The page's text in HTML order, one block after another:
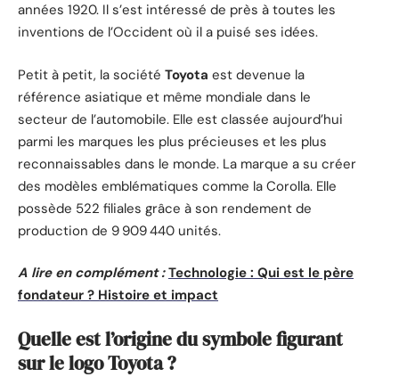
années 1920. Il s’est intéressé de près à toutes les
inventions de l’Occident où il a puisé ses idées.
Petit à petit, la société Toyota est devenue la
référence asiatique et même mondiale dans le
secteur de l’automobile. Elle est classée aujourd’hui
parmi les marques les plus précieuses et les plus
reconnaissables dans le monde. La marque a su créer
des modèles emblématiques comme la Corolla. Elle
possède 522 filiales grâce à son rendement de
production de 9 909 440 unités.
A lire en complément : Technologie : Qui est le père
fondateur ? Histoire et impact
Quelle est l’origine du symbole figurant
sur le logo Toyota ?